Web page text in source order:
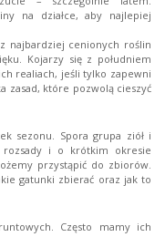
na działce, aby najlepiej
najbardziej cenionych roślin
Kojarzy się z południem
realiach, jeśli tylko zapewni
zasad, które pozwolą cieszyć
sezonu. Spora grupa ziół i
rozsady i o krótkim okresie
przystąpić do zbiorów.
gatunki zbierać oraz jak to
Często mamy ich